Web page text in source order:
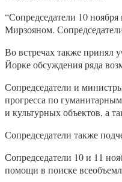
“Сопредседатели 10
Мирзояном.
Во встречах также принял
Йорке обсуждения ряда
Сопредседатели и
прогресса по
и культурных объектов, а
Сопредседатели также
Сопредседатели 10 и 11
помощи в поиске